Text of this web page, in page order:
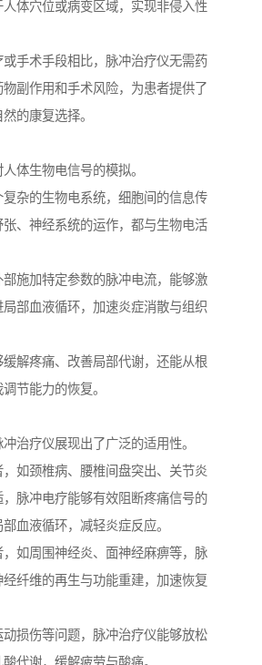
体穴位或病变区域，实现非侵入性
手术手段相比，脉冲治疗仪无需药
副作用和手术风险，为患者提供了
的康复选择。
体生物电信号的模拟。
杂的生物电系统，细胞间的信息传
、神经系统的运作，都与生物电活
施加特定参数的脉冲电流，能够激
部血液循环，加速炎症消散与组织
解疼痛、改善局部代谢，还能从根
节能力的恢复。
治疗仪展现出了广泛的适用性。
如颈椎病、腰椎间盘突出、关节炎
脉冲电疗能够有效阻断疼痛信号的
血液循环，减轻炎症反应。
如周围神经炎、面神经麻痹等，脉
纤维的再生与功能重建，加速恢复
损伤等问题，脉冲治疗仪能够放松